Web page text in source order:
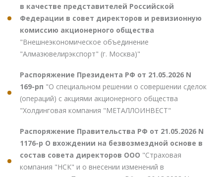
в качестве представителей Российской
Федерации в совет директоров и ревизионную
комиссию акционерного общества
"Внешнеэкономическое объединение
"Алмазювелирэкспорт" (г. Москва)"
Распоряжение Президента РФ от 21.05.2026 N
169-рп "О специальном решении о совершении сделок
(операций) с акциями акционерного общества
"Холдинговая компания "МЕТАЛЛОИНВЕСТ"
Распоряжение Правительства РФ от 21.05.2026 N
1176-р О вхождении на безвозмездной основе в
состав совета директоров ООО "Страховая
компания "НСК" и о внесении изменений в